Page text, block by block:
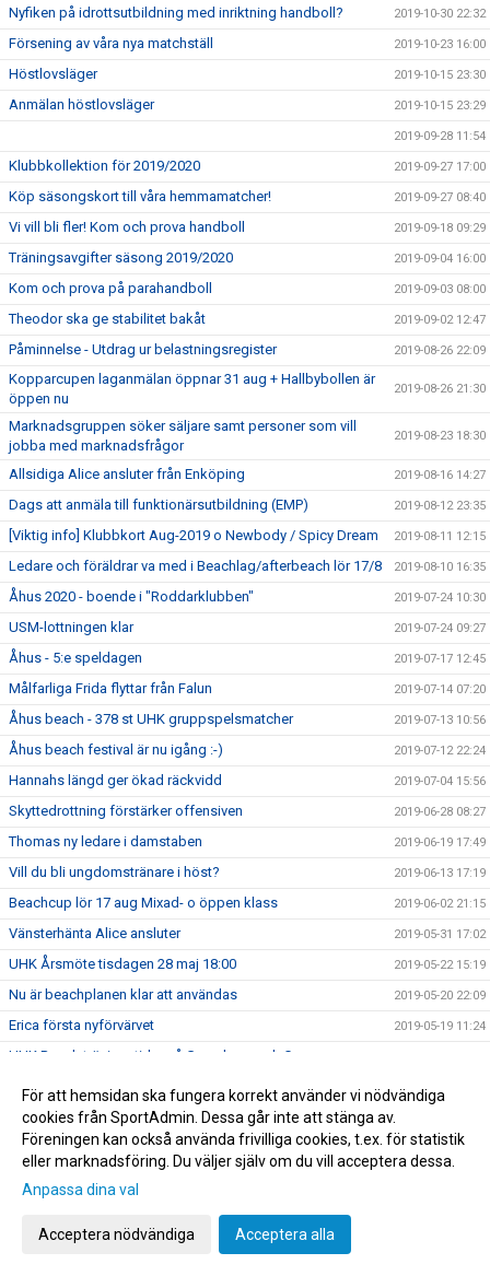
Nyfiken på idrottsutbildning med inriktning handboll? 2019-10-30 22:32
Försening av våra nya matchställ 2019-10-23 16:00
Höstlovsläger 2019-10-15 23:30
Anmälan höstlovsläger 2019-10-15 23:29
2019-09-28 11:54
Klubbkollektion för 2019/2020 2019-09-27 17:00
Köp säsongskort till våra hemmamatcher! 2019-09-27 08:40
Vi vill bli fler! Kom och prova handboll 2019-09-18 09:29
Träningsavgifter säsong 2019/2020 2019-09-04 16:00
Kom och prova på parahandboll 2019-09-03 08:00
Theodor ska ge stabilitet bakåt 2019-09-02 12:47
Påminnelse - Utdrag ur belastningsregister 2019-08-26 22:09
Kopparcupen laganmälan öppnar 31 aug + Hallbybollen är
öppen nu
2019-08-26 21:30
Marknadsgruppen söker säljare samt personer som vill
jobba med marknadsfrågor
2019-08-23 18:30
Allsidiga Alice ansluter från Enköping 2019-08-16 14:27
Dags att anmäla till funktionärsutbildning (EMP) 2019-08-12 23:35
[Viktig info] Klubbkort Aug-2019 o Newbody / Spicy Dream 2019-08-11 12:15
Ledare och föräldrar va med i Beachlag/afterbeach lör 17/8 2019-08-10 16:35
Åhus 2020 - boende i "Roddarklubben" 2019-07-24 10:30
USM-lottningen klar 2019-07-24 09:27
Åhus - 5:e speldagen 2019-07-17 12:45
Målfarliga Frida flyttar från Falun 2019-07-14 07:20
Åhus beach - 378 st UHK gruppspelsmatcher 2019-07-13 10:56
Åhus beach festival är nu igång :-) 2019-07-12 22:24
Hannahs längd ger ökad räckvidd 2019-07-04 15:56
Skyttedrottning förstärker offensiven 2019-06-28 08:27
Thomas ny ledare i damstaben 2019-06-19 17:49
Vill du bli ungdomstränare i höst? 2019-06-13 17:19
Beachcup lör 17 aug Mixad- o öppen klass 2019-06-02 21:15
Vänsterhänta Alice ansluter 2019-05-31 17:02
UHK Årsmöte tisdagen 28 maj 18:00 2019-05-22 15:19
Nu är beachplanen klar att användas 2019-05-20 22:09
Erica första nyförvärvet 2019-05-19 11:24
UHK Beach träningstider på Graneberg och Campus
Grattis Marcus, U17 2019-05-10 07:19
Damer U upp i division 2
UHK NYHETSBREV 2019-04-30 16:35
Kom o heja på vårt herrlag - sista matchen
För att hemsidan ska fungera korrekt använder vi nödvändiga
cookies från SportAdmin. Dessa går inte att stänga av.
Föreningen kan också använda frivilliga cookies, t.ex. för statistik
eller marknadsföring. Du väljer själv om du vill acceptera dessa.
Anpassa dina val
Acceptera nödvändiga Acceptera alla